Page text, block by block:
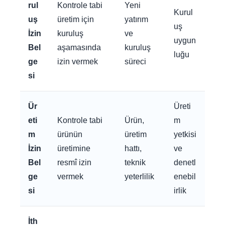
rul
uş
İzin
Bel
ge
si
Kontrole tabi
üretim için
kuruluş
aşamasında
izin vermek
Yeni
yatırım
ve
kuruluş
süreci
Kurul
uş
uygun
luğu
Ür
eti
m
İzin
Bel
ge
si
Kontrole tabi
ürünün
üretimine
resmî izin
vermek
Ürün,
üretim
hattı,
teknik
yeterlilik
Üreti
m
yetkisi
ve
denetl
enebil
irlik
İth